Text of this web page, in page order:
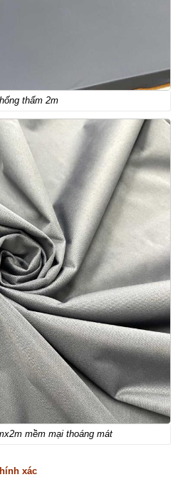
thấm 2m
mềm mại thoáng mát
xác